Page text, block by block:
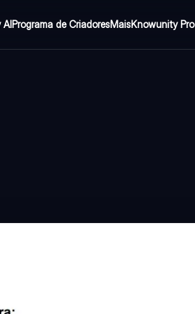
AIPrograma de CriadoresMaisKnowunity Pro